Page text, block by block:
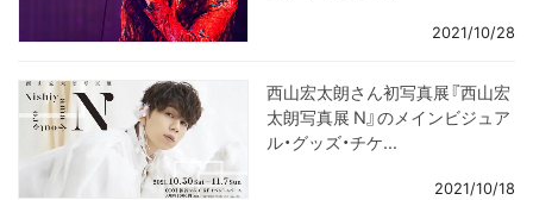
2021/10/28
西山宏太朗さん初写真展『西山宏
太朗写真展 N』のメインビジュア
ル・グッズ・チケ...
2021/10/18